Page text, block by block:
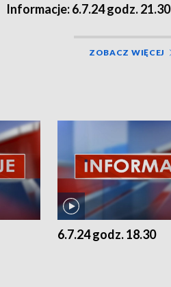
Informacje: 6.7.24 godz. 21.30
ZOBACZ WIĘCEJ
6.7.24 godz. 18.30